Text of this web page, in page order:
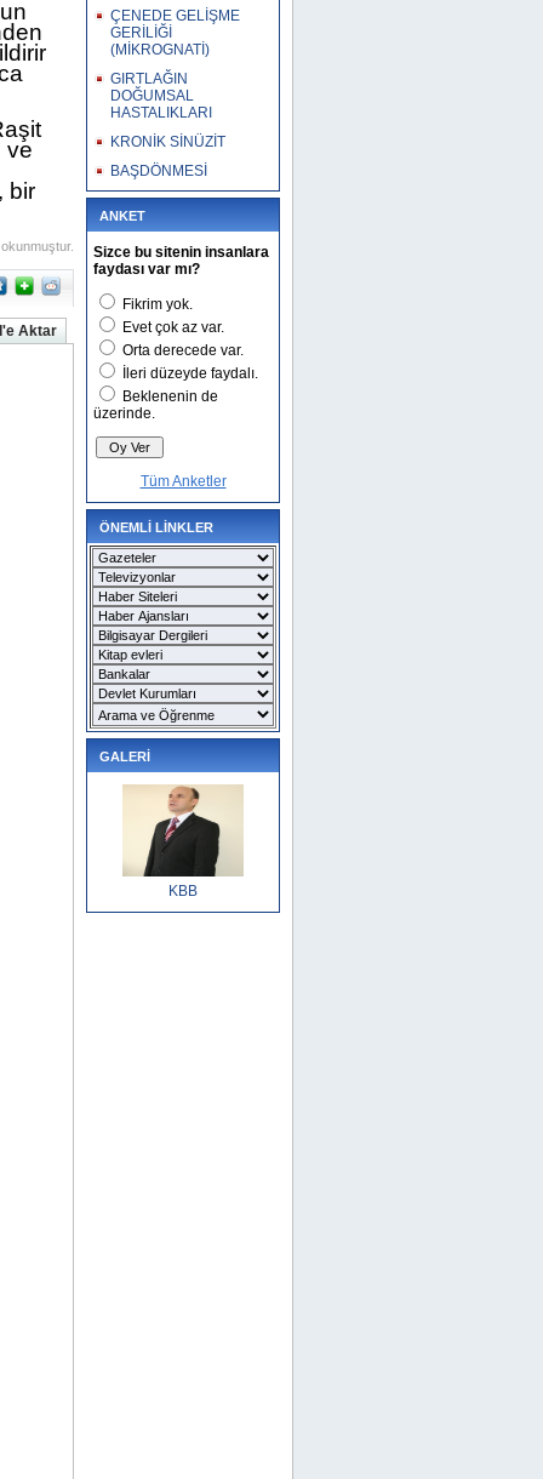
ve
bir
Aktar
ÇENEDE GELİŞME
GERİLİĞİ
(MİKROGNATİ)
GIRTLAĞIN
DOĞUMSAL
HASTALIKLARI
KRONİK SİNÜZİT
BAŞDÖNMESİ
ANKET
Sizce bu sitenin insanlara
faydası var mı?
Fikrim yok.
Evet çok az var.
Orta derecede var.
İleri düzeyde faydalı.
Beklenenin de
üzerinde.
Tüm Anketler
ÖNEMLİ LİNKLER
GALERİ
KBB